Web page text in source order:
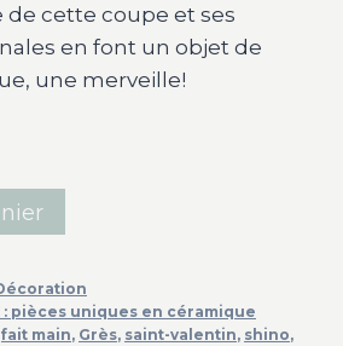
de cette coupe et ses
en font un objet de
une merveille!
pièces uniques en céramique
fait main, Grès, saint-valentin, shino,